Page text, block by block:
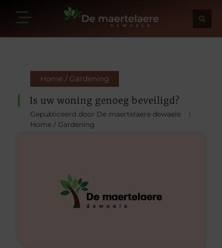
Home / Gardening
Is uw woning genoeg beveiligd?
Gepubliceerd door De maertelaere dewaele
Home / Gardening